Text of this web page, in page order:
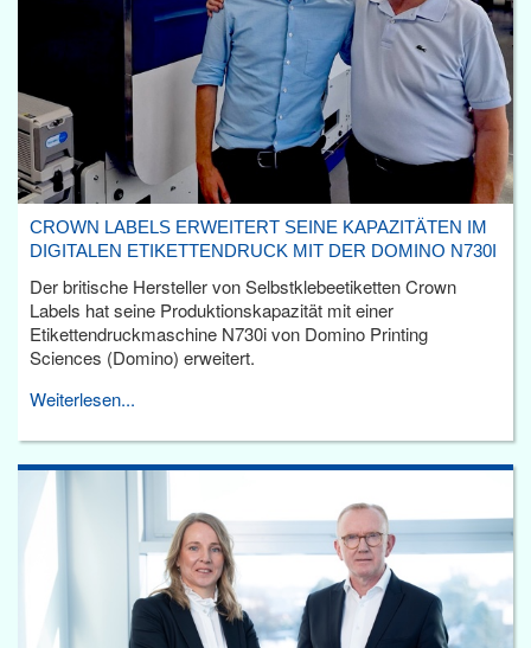
CROWN LABELS ERWEITERT SEINE KAPAZITÄTEN IM
DIGITALEN ETIKETTENDRUCK MIT DER DOMINO N730I
Der britische Hersteller von Selbstklebeetiketten Crown
Labels hat seine Produktionskapazität mit einer
Etikettendruckmaschine N730i von Domino Printing
Sciences (Domino) erweitert.
Weiterlesen...